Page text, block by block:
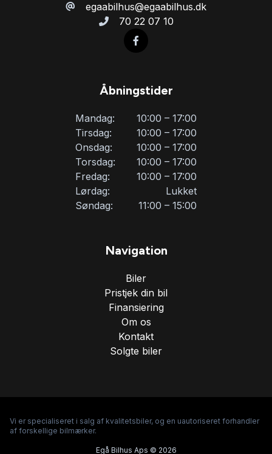
egaabilhus@egaabilhus.dk
70 22 07 10
Åbningstider
Mandag:
10:00 – 17:00
Tirsdag:
10:00 – 17:00
Onsdag:
10:00 – 17:00
Torsdag:
10:00 – 17:00
Fredag:
10:00 – 17:00
Lørdag:
Lukket
Søndag:
11:00 – 15:00
Navigation
Biler
Pristjek din bil
Finansiering
Om os
Kontakt
Solgte biler
Vi er specialiseret i salg af kvalitetsbiler, og en uautoriseret forhandler
af forskellige bilmærker.
Egå Bilhus Aps © 2026